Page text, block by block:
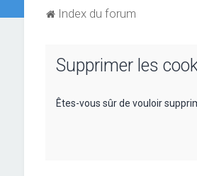
Index du forum
Supprimer les
Êtes-vous sûr de vouloir